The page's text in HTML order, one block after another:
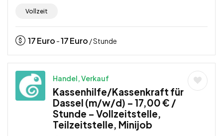
Vollzeit
17Euro -17Euro / Stunde
Handel, Verkauf
Kassenhilfe/Kassenkraft für
Dassel (m/w/d) – 17,00 € /
Stunde – Vollzeitstelle,
Teilzeitstelle, Minijob